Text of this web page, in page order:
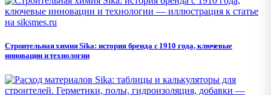
Строительная химия Sika: история бренда с 1910 года, ключевые
инновации и технологии